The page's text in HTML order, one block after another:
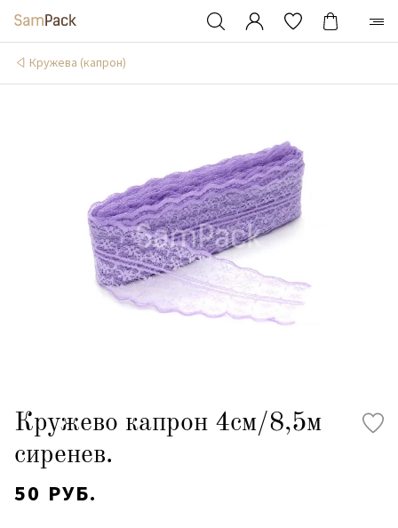
Кружева (капрон)
Кружево капрон 4см/8,5м
сиренев.
50 РУБ.